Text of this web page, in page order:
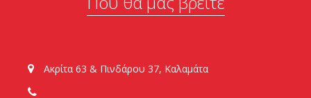
Ακρίτα 63 & Πινδάρου 37, Καλαμάτα